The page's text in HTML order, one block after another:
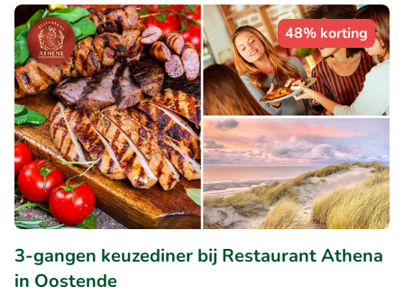
48% korting
3-gangen keuzediner bij Restaurant Athena
in Oostende